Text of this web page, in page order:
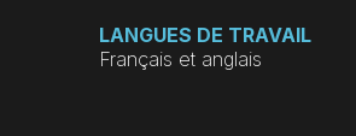
LANGUES DE TRAVAIL
Français et anglais